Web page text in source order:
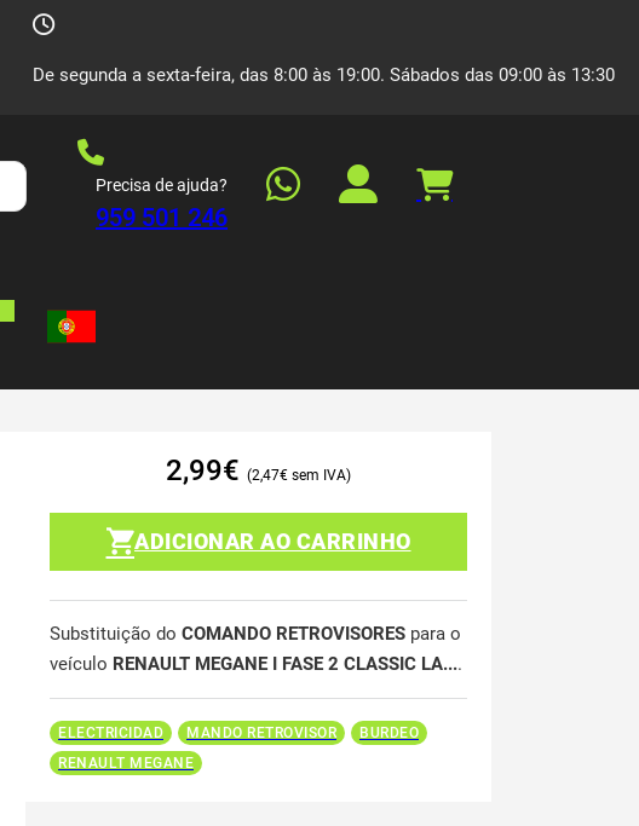
De segunda a sexta-feira, das 8:00 às 19:00. Sábados das 09:00 às 13:30
Precisa de ajuda?
959 501 246
2,99€ 2,47€
ADICIONAR AO CARRINHO
Substituição do COMANDO RETROVISORES para o
veículo RENAULT MEGANE I FASE 2 CLASSIC LA....
ELECTRICIDAD MANDO RETROVISOR
BURDEO
RENAULT MEGANE